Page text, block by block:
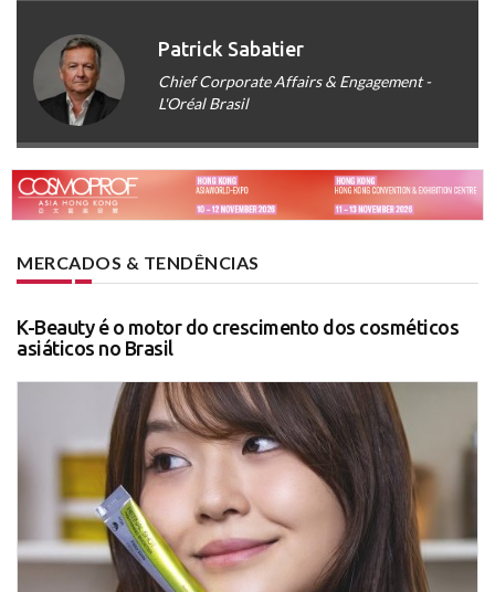
Patrick Sabatier
Chief Corporate Affairs & Engagement -
L'Oréal Brasil
MERCADOS & TENDÊNCIAS
K-Beauty é o motor do crescimento dos cosméticos
asiáticos no Brasil